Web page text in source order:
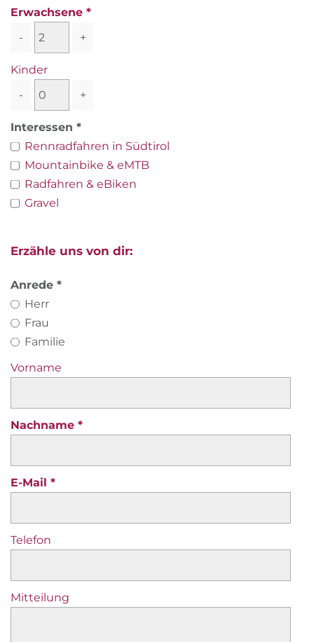
Erwachsene
-
+
Kinder
-
+
Interessen
Rennradfahren in Südtirol
Mountainbike & eMTB
Radfahren & eBiken
Gravel
Erzähle uns von dir:
Anrede
Herr
Frau
Familie
Vorname
Nachname
E-Mail
Telefon
Mitteilung